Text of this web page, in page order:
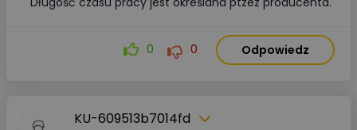
0 0 Odpowiedz
KU-609513b7014fd